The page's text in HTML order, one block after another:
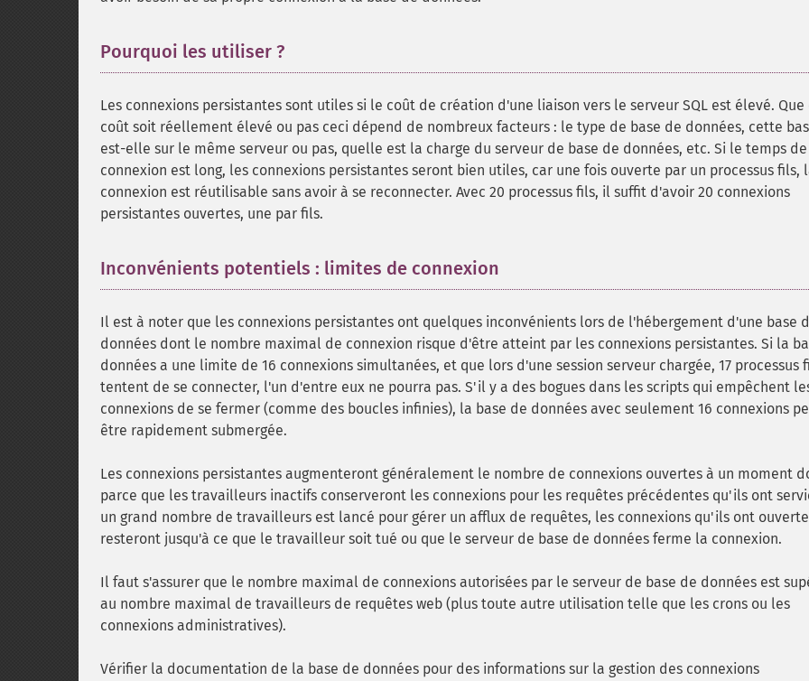
Pourquoi les utiliser ?
Les connexions persistantes sont utiles si le coût de création d'une liaison vers le serveur SQL est élevé. Que
coût soit réellement élevé ou pas ceci dépend de nombreux facteurs : le type de base de données, cette
est-elle sur le même serveur ou pas, quelle est la charge du serveur de base de données, etc. Si le temps de
connexion est long, les connexions persistantes seront bien utiles, car une fois ouverte par un processus fils,
connexion est réutilisable sans avoir à se reconnecter. Avec 20 processus fils, il suffit d'avoir 20 connexions
persistantes ouvertes, une par fils.
Inconvénients potentiels : limites de connexion
Il est à noter que les connexions persistantes ont quelques inconvénients lors de l'hébergement d'une base
données dont le nombre maximal de connexion risque d'être atteint par les connexions persistantes. Si la
données a une limite de 16 connexions simultanées, et que lors d'une session serveur chargée, 17 processus
tentent de se connecter, l'un d'entre eux ne pourra pas. S'il y a des bogues dans les scripts qui empêchent
connexions de se fermer (comme des boucles infinies), la base de données avec seulement 16 connexions
être rapidement submergée.
Les connexions persistantes augmenteront généralement le nombre de connexions ouvertes à un moment
parce que les travailleurs inactifs conserveront les connexions pour les requêtes précédentes qu'ils ont
un grand nombre de travailleurs est lancé pour gérer un afflux de requêtes, les connexions qu'ils ont
resteront jusqu'à ce que le travailleur soit tué ou que le serveur de base de données ferme la connexion.
Il faut s'assurer que le nombre maximal de connexions autorisées par le serveur de base de données est
au nombre maximal de travailleurs de requêtes web (plus toute autre utilisation telle que les crons ou les
connexions administratives).
Vérifier la documentation de la base de données pour des informations sur la gestion des connexions